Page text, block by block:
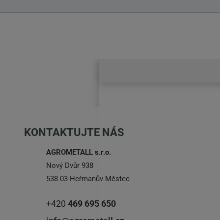
KONTAKTUJTE NÁS
AGROMETALL s.r.o.
Nový Dvůr 938
538 03 Heřmanův Městec
+420 469 695 650